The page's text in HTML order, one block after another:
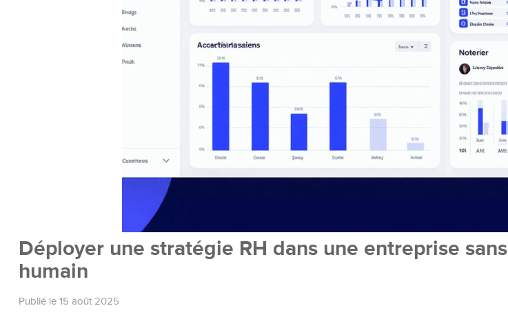
Déployer une stratégie RH dans une entreprise sans
humain
Publié le 15 août 2025